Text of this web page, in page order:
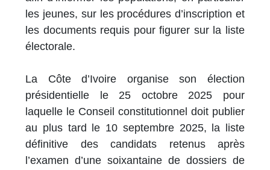
les jeunes, sur les procédures d’inscription et
les documents requis pour figurer sur la liste
électorale.
La Côte d’Ivoire organise son élection
présidentielle le 25 octobre 2025 pour
laquelle le Conseil constitutionnel doit publier
au plus tard le 10 septembre 2025, la liste
définitive des candidats retenus après
l’examen d’une soixantaine de dossiers de